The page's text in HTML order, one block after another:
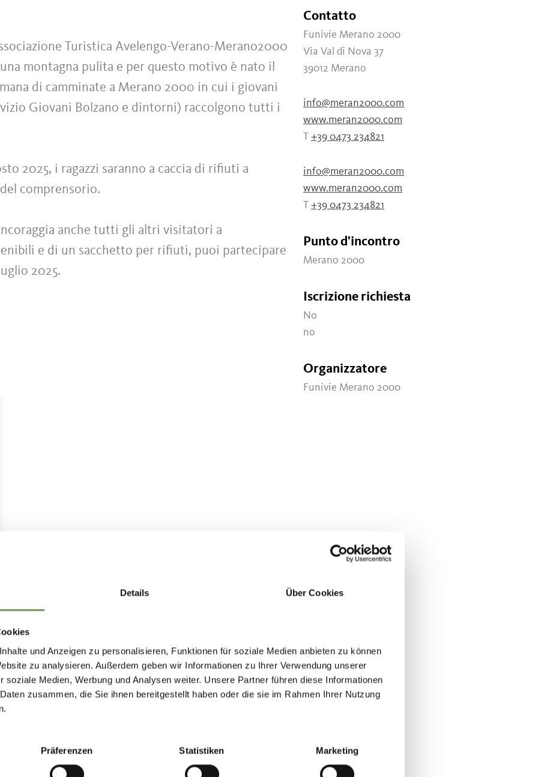
Details Über Cookies
und Anzeigen zu personalisieren, Funktionen für soziale Medien anbieten zu können
zu analysieren. Außerdem geben wir Informationen zu Ihrer Verwendung unserer
soziale Medien, Werbung und Analysen weiter. Unsere Partner führen diese Informationen
zusammen, die Sie ihnen bereitgestellt haben oder die sie im Rahmen Ihrer Nutzung
Präferenzen Statistiken Marketing
Turistica Avelengo-Verano-Merano2000
montagna pulita e per questo motivo è nato il
di camminate a Merano 2000 in cui i giovani
Giovani Bolzano e dintorni) raccolgono tutti i
2025, i ragazzi saranno a caccia di rifiuti a
comprensorio.
anche tutti gli altri visitatori a
e di un sacchetto per rifiuti, puoi partecipare
2025.
Contatto
Funivie Merano 2000
Via Val di Nova 37
39012 Merano
info@meran2000.com
www.meran2000.com
T +39 0473 234821
info@meran2000.com
www.meran2000.com
T +39 0473 234821
Punto d'incontro
Merano 2000
Iscrizione richiesta
No
no
Organizzatore
Funivie Merano 2000